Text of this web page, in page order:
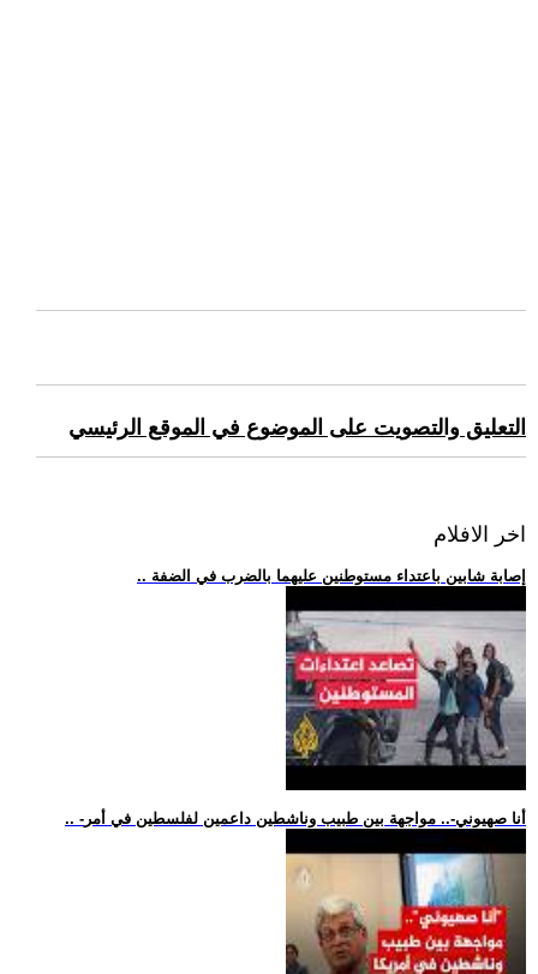
التعليق والتصويت على الموضوع في الموقع الرئيسي
اخر الافلام
.. إصابة شابين باعتداء مستوطنين عليهما بالضرب في الضفة
.. -أنا صهيوني-.. مواجهة بين طبيب وناشطين داعمين لفلسطين في أمر